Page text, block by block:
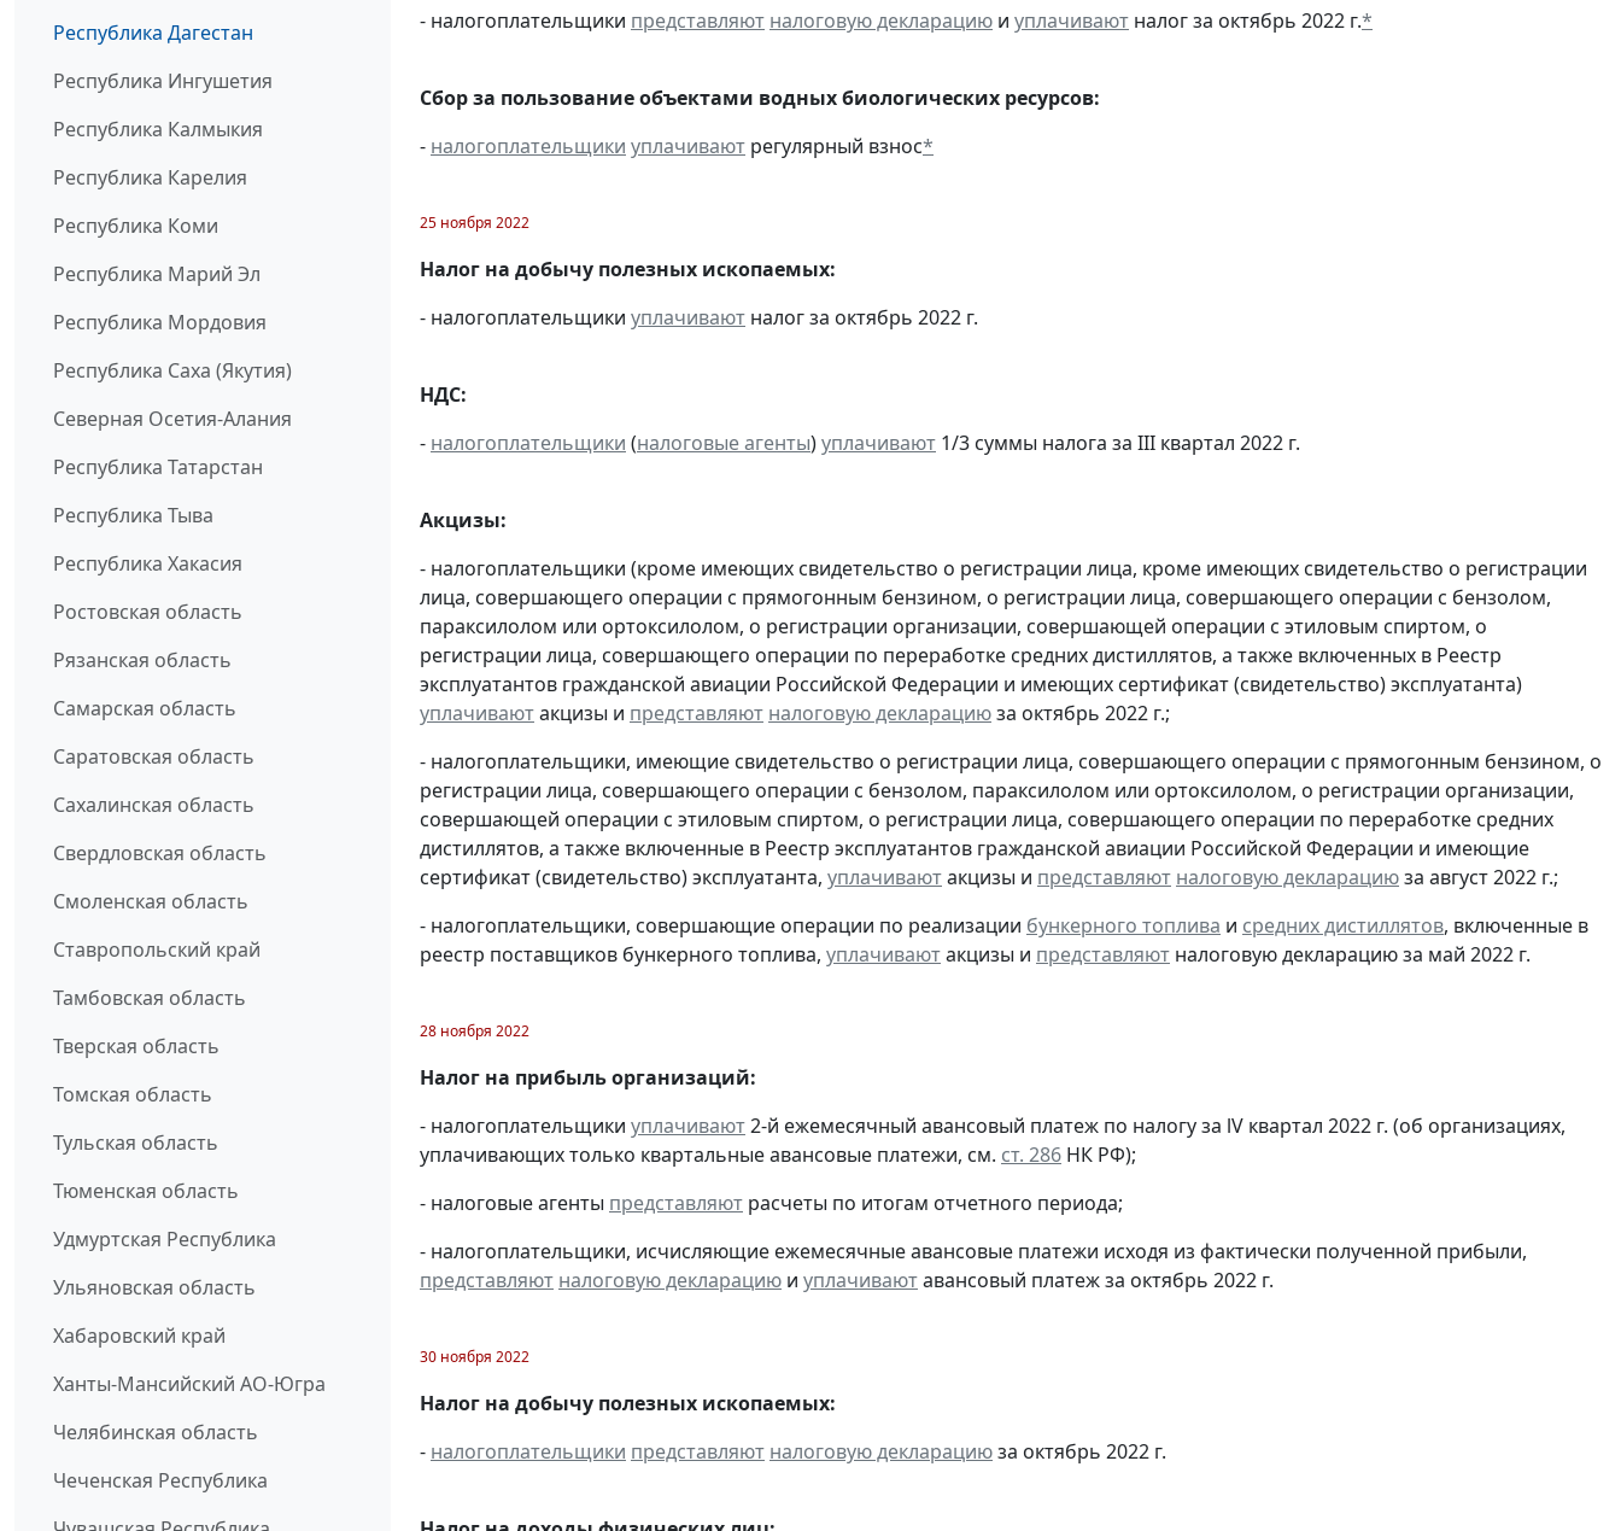
Республика Дагестан
Республика Ингушетия
Республика Калмыкия
Республика Карелия
Республика Коми
Республика Марий Эл
Республика Мордовия
Республика Саха (Якутия)
Северная Осетия-Алания
Республика Татарстан
Республика Тыва
Республика Хакасия
Ростовская область
Рязанская область
Самарская область
Саратовская область
Сахалинская область
Свердловская область
Смоленская область
Ставропольский край
Тамбовская область
Тверская область
Томская область
Тульская область
Тюменская область
Удмуртская Республика
Ульяновская область
Хабаровский край
Ханты-Мансийский АО-Югра
Челябинская область
Чеченская Республика
- налогоплательщики представляют налоговую декларацию и уплачивают налог за октябрь 2022 г.*
Сбор за пользование объектами водных биологических ресурсов:
- налогоплательщики уплачивают регулярный взнос*
25 ноября 2022
Налог на добычу полезных ископаемых:
- налогоплательщики уплачивают налог за октябрь 2022 г.
НДС:
- налогоплательщики (налоговые агенты)уплачивают 1/3 суммы налога за III квартал 2022 г.
Акцизы:
- налогоплательщики (кроме имеющих свидетельство о регистрации лица, кроме имеющих свидетельство о регистрации
лица, совершающего операции с прямогонным бензином, о регистрации лица, совершающего операции с бензолом,
параксилолом или ортоксилолом, о регистрации организации, совершающей операции с этиловым спиртом, о
регистрации лица, совершающего операции по переработке средних дистиллятов, а также включенных в Реестр
эксплуатантов гражданской авиации Российской Федерации и имеющих сертификат (свидетельство) эксплуатанта)
уплачиваютакцизы и представляют налоговую декларациюза октябрь 2022 г.;
- налогоплательщики, имеющие свидетельство о регистрации лица, совершающего операции с прямогонным бензином, о
регистрации лица, совершающего операции с бензолом, параксилолом или ортоксилолом, о регистрации организации,
совершающей операции с этиловым спиртом, о регистрации лица, совершающего операции по переработке средних
дистиллятов, а также включенные в Реестр эксплуатантов гражданской авиации Российской Федерации и имеющие
сертификат (свидетельство) эксплуатанта, уплачиваютакцизы и представляют налоговую декларациюза август 2022 г.;
- налогоплательщики, совершающие операции по реализации бункерного топлива и средних дистиллятов, включенные в
реестр поставщиков бункерного топлива, уплачиваютакцизы и представляют налоговую декларацию за май 2022 г.
28 ноября 2022
Налог на прибыль организаций:
- налогоплательщики уплачивают2-й ежемесячный авансовый платеж по налогу за lV квартал 2022 г. (об организациях,
уплачивающих только квартальные авансовые платежи, см. ст. 286 НК РФ);
- налоговые агенты представляют расчеты по итогам отчетного периода;
- налогоплательщики, исчисляющие ежемесячные авансовые платежи исходя из фактически полученной прибыли,
представляют налоговую декларацию и уплачиваютавансовый платеж за октябрь 2022 г.
30 ноября 2022
Налог на добычу полезных ископаемых:
- налогоплательщики представляют налоговую декларациюза октябрь 2022 г.